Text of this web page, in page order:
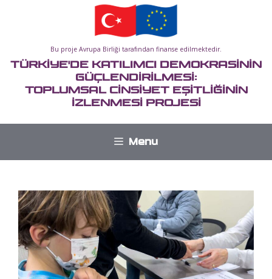
Bu proje Avrupa Birliği tarafından finanse edilmektedir.
TÜRKİYE'DE KATILIMCI DEMOKRASİNİN
GÜÇLENDİRİLMESİ:
TOPLUMSAL CİNSİYET EŞİTLİĞİNİN
İZLENMESİ PROJESİ
Menu